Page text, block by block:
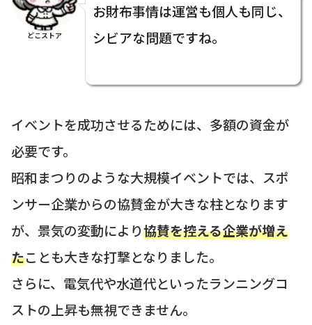
どこストア
お財布事情は運営も個人も同じ、
シビアな問題ですね。
イベントを成功させるためには、多額の資金が
必要です。
昭和まつりのような大規模イベントでは、スポ
ンサー企業からの協賛金が大きな柱となります
が、景気の変動により協賛を控える企業が増え
たことも大きな打撃となりました。
さらに、電気代や水道代といったランニングコ
ストの上昇も無視できません。